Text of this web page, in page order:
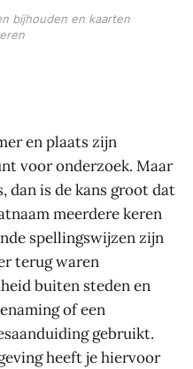
bijhouden en kaarten
en plaats zijn
voor onderzoek. Maar
dan is de kans groot dat
meerdere keren
spellingswijzen zijn
terug waren
buiten steden en
of een
gebruikt.
heeft je hiervoor